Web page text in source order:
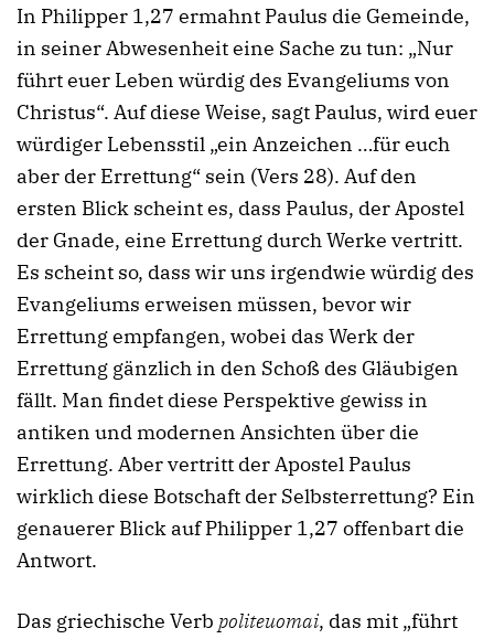
In Philipper 1,27 ermahnt Paulus die Gemeinde,
in seiner Abwesenheit eine Sache zu tun: „Nur
führt euer Leben würdig des Evangeliums von
Christus“. Auf diese Weise, sagt Paulus, wird euer
würdiger Lebensstil „ein Anzeichen …für euch
aber der Errettung“ sein (Vers 28). Auf den
ersten Blick scheint es, dass Paulus, der Apostel
der Gnade, eine Errettung durch Werke vertritt.
Es scheint so, dass wir uns irgendwie würdig des
Evangeliums erweisen müssen, bevor wir
Errettung empfangen, wobei das Werk der
Errettung gänzlich in den Schoß des Gläubigen
fällt. Man findet diese Perspektive gewiss in
antiken und modernen Ansichten über die
Errettung. Aber vertritt der Apostel Paulus
wirklich diese Botschaft der Selbsterrettung? Ein
genauerer Blick auf Philipper 1,27 offenbart die
Antwort.
Das griechische Verb politeuomai, das mit „führt